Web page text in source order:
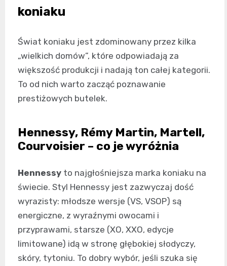
koniaku
Świat koniaku jest zdominowany przez kilka
„wielkich domów”, które odpowiadają za
większość produkcji i nadają ton całej kategorii.
To od nich warto zacząć poznawanie
prestiżowych butelek.
Hennessy, Rémy Martin, Martell,
Courvoisier – co je wyróżnia
Hennessy to najgłośniejsza marka koniaku na
świecie. Styl Hennessy jest zazwyczaj dość
wyrazisty: młodsze wersje (VS, VSOP) są
energiczne, z wyraźnymi owocami i
przyprawami, starsze (XO, XXO, edycje
limitowane) idą w stronę głębokiej słodyczy,
skóry, tytoniu. To dobry wybór, jeśli szuka się